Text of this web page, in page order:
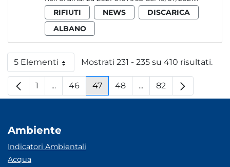
RIFIUTI
NEWS
DISCARICA
ALBANO
5 ElementiPer paginaMostrati 231 - 235 su 410 risultati.
Pagina
1 ...Pagine intermedie
Pagina
46 Pagina
47 Pagina
48 ...Pagine intermedie
Pagina
82
Ambiente
Indicatori Ambientali
Acqua